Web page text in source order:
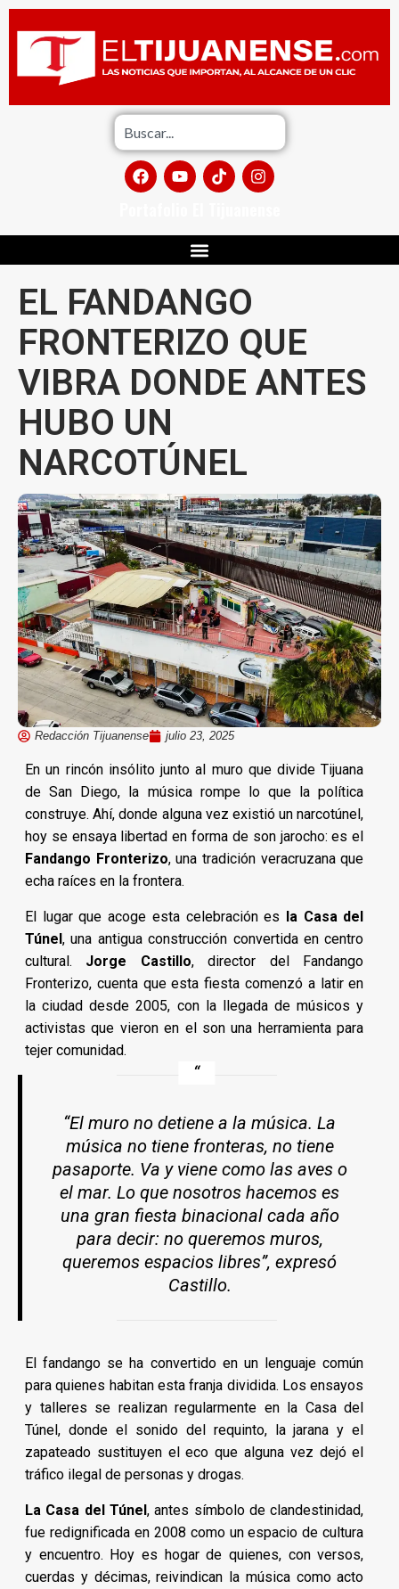
EL FANDANGO
FRONTERIZO QUE
VIBRA DONDE ANTES
HUBO UN
NARCOTÚNEL
Redacción Tijuanense julio 23, 2025
En un rincón insólito junto al muro que divide Tijuana
de San Diego, la música rompe lo que la política
construye. Ahí, donde alguna vez existió un narcotúnel,
hoy se ensaya libertad en forma de son jarocho: es el
Fandango Fronterizo, una tradición veracruzana que
echa raíces en la frontera.
El lugar que acoge esta celebración es la Casa del
Túnel, una antigua construcción convertida en centro
cultural. Jorge Castillo, director del Fandango
Fronterizo, cuenta que esta fiesta comenzó a latir en
la ciudad desde 2005, con la llegada de músicos y
activistas que vieron en el son una herramienta para
tejer comunidad.
“El muro no detiene a la música. La
música no tiene fronteras, no tiene
pasaporte. Va y viene como las aves o
el mar. Lo que nosotros hacemos es
una gran fiesta binacional cada año
para decir: no queremos muros,
queremos espacios libres”, expresó
Castillo.
El fandango se ha convertido en un lenguaje común
para quienes habitan esta franja dividida. Los ensayos
y talleres se realizan regularmente en la Casa del
Túnel, donde el sonido del requinto, la jarana y el
zapateado sustituyen el eco que alguna vez dejó el
tráfico ilegal de personas y drogas.
La Casa del Túnel, antes símbolo de clandestinidad,
fue redignificada en 2008 como un espacio de cultura
y encuentro. Hoy es hogar de quienes, con versos,
cuerdas y décimas, reivindican la música como acto